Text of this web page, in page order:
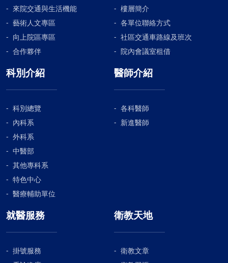
來院交通與生活機能
樓層簡介
藝術人文專區
各單位聯絡方式
向上院區專區
社區交通車路線及班次
合作夥伴
院內會議室租借
科別介紹
科別總覽
內科系
外科系
中醫部
其他專科系
特色中心
醫療輔助單位
醫師介紹
各科醫師
新進醫師
就醫服務
掛號服務
衛教天地
衛教文章